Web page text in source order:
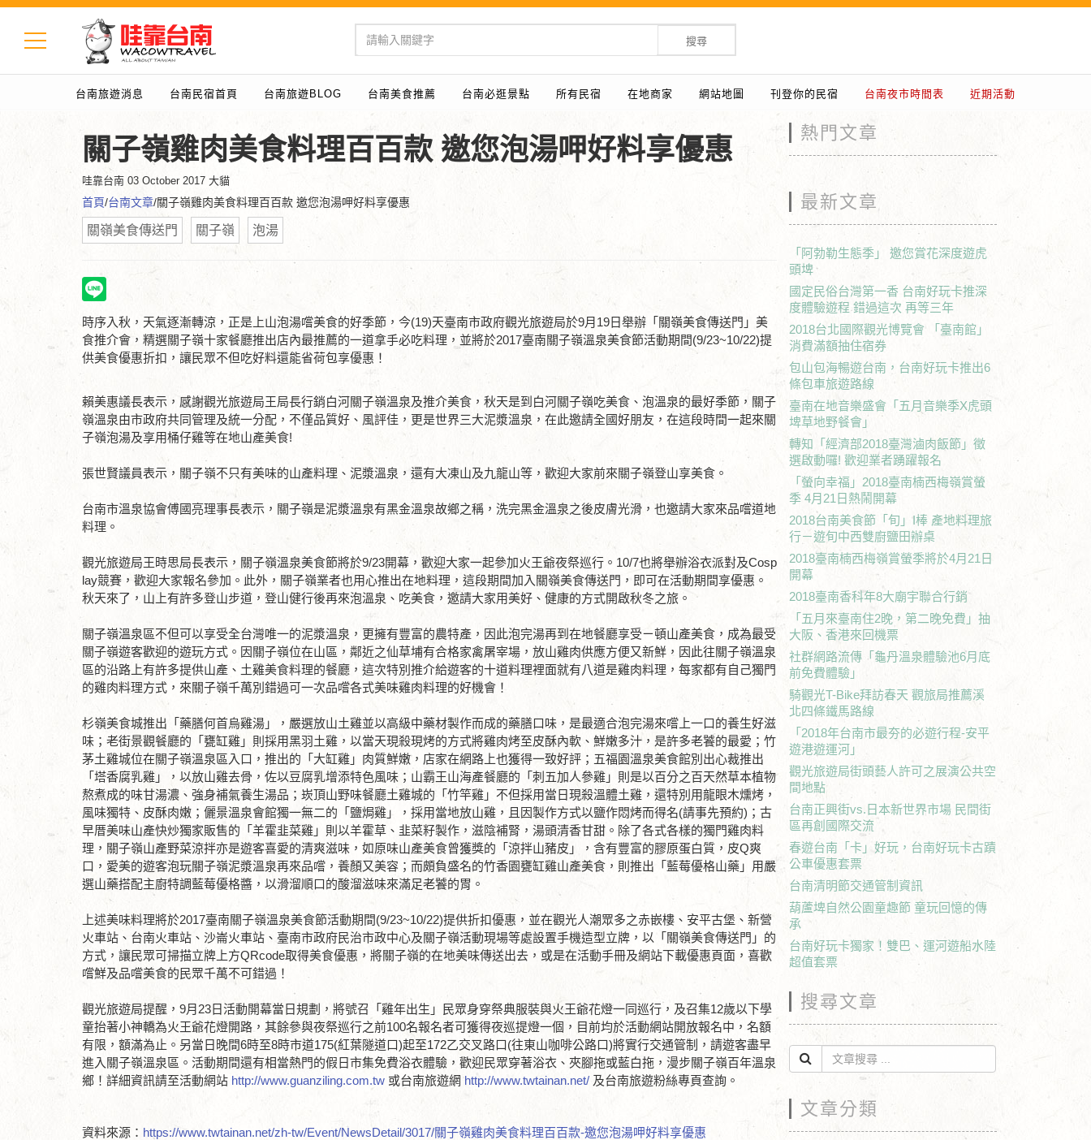
搜尋
台南旅遊消息 台南民宿首頁 台南旅遊BLOG 台南美食推薦 台南必逛景點 所有民宿 在地商家 網站地圖 刊登你的民宿 台南夜市時間表 近期活動
關子嶺雞肉美食料理百百款 邀您泡湯呷好料享優惠
哇靠台南 03 October 2017 大貓
首頁/台南文章/關子嶺雞肉美食料理百百款 邀您泡湯呷好料享優惠
關嶺美食傳送門 關子嶺 泡湯
時序入秋，天氣逐漸轉涼，正是上山泡湯嚐美食的好季節，今(19)天臺南市政府觀光旅遊局於9月19日舉辦「關嶺美食傳送門」美
食推介會，精選關子嶺十家餐廳推出店內最推薦的一道拿手必吃料理，並將於2017臺南關子嶺溫泉美食節活動期間(9/23~10/22)提
供美食優惠折扣，讓民眾不但吃好料還能省荷包享優惠！
賴美惠議長表示，感謝觀光旅遊局王局長行銷白河關子嶺溫泉及推介美食，秋天是到白河關子嶺吃美食、泡溫泉的最好季節，關子
嶺溫泉由市政府共同管理及統一分配，不僅品質好、風評佳，更是世界三大泥漿溫泉，在此邀請全國好朋友，在這段時間一起來關
子嶺泡湯及享用桶仔雞等在地山產美食!
張世賢議員表示，關子嶺不只有美味的山產料理、泥漿溫泉，還有大凍山及九龍山等，歡迎大家前來關子嶺登山享美食。
台南市溫泉協會傅國亮理事長表示，關子嶺是泥漿溫泉有黑金溫泉故鄉之稱，洗完黑金溫泉之後皮膚光滑，也邀請大家來品嚐道地
料理。
觀光旅遊局王時思局長表示，關子嶺溫泉美食節將於9/23開幕，歡迎大家一起參加火王爺夜祭巡行。10/7也將舉辦浴衣派對及Cosp
lay競賽，歡迎大家報名參加。此外，關子嶺業者也用心推出在地料理，這段期間加入關嶺美食傳送門，即可在活動期間享優惠。
秋天來了，山上有許多登山步道，登山健行後再來泡溫泉、吃美食，邀請大家用美好、健康的方式開啟秋冬之旅。
關子嶺溫泉區不但可以享受全台灣唯一的泥漿溫泉，更擁有豐富的農特產，因此泡完湯再到在地餐廳享受ㄧ頓山產美食，成為最受
關子嶺遊客歡迎的遊玩方式。因關子嶺位在山區，鄰近之仙草埔有合格家禽屠宰場，放山雞肉供應方便又新鮮，因此往關子嶺溫泉
區的沿路上有許多提供山產、土雞美食料理的餐廳，這次特別推介給遊客的十道料理裡面就有八道是雞肉料理，每家都有自己獨門
的雞肉料理方式，來關子嶺千萬別錯過可一次品嚐各式美味雞肉料理的好機會！
杉嶺美食城推出「藥膳何首烏雞湯」，嚴選放山土雞並以高級中藥材製作而成的藥膳口味，是最適合泡完湯來嚐上一口的養生好滋
味；老街景觀餐廳的「甕缸雞」則採用黑羽土雞，以當天現殺現烤的方式將雞肉烤至皮酥內軟、鮮嫩多汁，是許多老饕的最愛；竹
茅土雞城位在關子嶺溫泉區入口，推出的「大缸雞」肉質鮮嫩，店家在網路上也獲得一致好評；五福園溫泉美食館別出心裁推出
「塔香腐乳雞」，以放山雞去骨，佐以豆腐乳增添特色風味；山霸王山海產餐廳的「刺五加人參雞」則是以百分之百天然草本植物
熬煮成的味甘湯濃、強身補氣養生湯品；崁頂山野味餐廳土雞城的「竹竿雞」不但採用當日現殺溫體土雞，還特別用龍眼木燻烤，
風味獨特、皮酥肉嫩；儷景溫泉會館獨一無二的「鹽焗雞」，採用當地放山雞，且因製作方式以鹽作悶烤而得名(請事先預約)；古
早厝美味山產快炒獨家販售的「羊霍韭菜雞」則以羊霍草、韭菜籽製作，滋陰補腎，湯頭清香甘甜。除了各式各樣的獨門雞肉料
理，關子嶺山產野菜涼拌亦是遊客喜愛的清爽滋味，如原味山產美食曾獲獎的「涼拌山豬皮」，含有豐富的膠原蛋白質，皮Q爽
口，愛美的遊客泡玩關子嶺泥漿溫泉再來品嚐，養顏又美容；而頗負盛名的竹香園甕缸雞山產美食，則推出「藍莓優格山藥」用嚴
選山藥搭配主廚特調藍莓優格醬，以滑溜順口的酸溜滋味來滿足老饕的胃。
上述美味料理將於2017臺南關子嶺溫泉美食節活動期間(9/23~10/22)提供折扣優惠，並在觀光人潮眾多之赤嵌樓、安平古堡、新營
火車站、台南火車站、沙崙火車站、臺南市政府民治市政中心及關子嶺活動現場等處設置手機造型立牌，以「關嶺美食傳送門」的
方式，讓民眾可掃描立牌上方QRcode取得美食優惠，將關子嶺的在地美味傳送出去，或是在活動手冊及網站下載優惠頁面，喜歡
嚐鮮及品嚐美食的民眾千萬不可錯過！
觀光旅遊局提醒，9月23日活動開幕當日規劃，將號召「雞年出生」民眾身穿祭典服裝與火王爺花燈一同巡行，及召集12歲以下學
童抬著小神轎為火王爺花燈開路，其餘參與夜祭巡行之前100名報名者可獲得夜巡提燈一個，目前均於活動網站開放報名中，名額
有限，額滿為止。另當日晚間6時至8時市道175(紅葉隧道口)起至172乙交叉路口(往東山咖啡公路口)將實行交通管制，請遊客盡早
進入關子嶺溫泉區。活動期間還有相當熱門的假日市集免費浴衣體驗，歡迎民眾穿著浴衣、夾腳拖或藍白拖，漫步關子嶺百年溫泉
鄉！詳細資訊請至活動網站 http://www.guanziling.com.tw 或台南旅遊網 http://www.twtainan.net/ 及台南旅遊粉絲專頁查詢。
資料來源： https://www.twtainan.net/zh-tw/Event/NewsDetail/3017/關子嶺雞肉美食料理百百款-邀您泡湯呷好料享優惠
熱門文章
最新文章
「阿勃勒生態季」 邀您賞花深度遊虎
頭埤
國定民俗台灣第一香 台南好玩卡推深
度體驗遊程 錯過這次 再等三年
2018台北國際觀光博覽會 「臺南館」
消費滿額抽住宿券
包山包海暢遊台南，台南好玩卡推出6
條包車旅遊路線
臺南在地音樂盛會「五月音樂季X虎頭
埤草地野餐會」
轉知「經濟部2018臺灣滷肉飯節」徵
選啟動囉! 歡迎業者踴躍報名
「螢向幸福」2018臺南楠西梅嶺賞螢
季 4月21日熱鬧開幕
2018台南美食節「旬」I棒 產地料理旅
行－遊旬中西雙廚鹽田辦桌
2018臺南楠西梅嶺賞螢季將於4月21日
開幕
2018臺南香科年8大廟宇聯合行銷
「五月來臺南住2晚，第二晚免費」抽
大阪、香港來回機票
社群網路流傳「龜丹溫泉體驗池6月底
前免費體驗」
騎觀光T-Bike拜訪春天 觀旅局推薦溪
北四條鐵馬路線
「2018年台南市最夯的必遊行程-安平
遊港遊運河」
觀光旅遊局街頭藝人許可之展演公共空
間地點
台南正興街vs.日本新世界市場 民間街
區再創國際交流
春遊台南「卡」好玩，台南好玩卡古蹟
公車優惠套票
台南清明節交通管制資訊
葫蘆埤自然公園童趣節 童玩回憶的傳
承
台南好玩卡獨家！雙巴、運河遊船水陸
超值套票
搜尋文章
文章分類